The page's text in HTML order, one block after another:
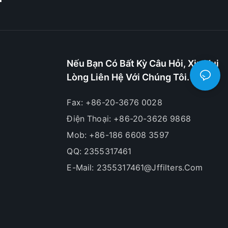
Nếu Bạn Có Bất Kỳ Câu Hỏi, Xin Vui
Lòng Liên Hệ Với Chúng Tôi.
Fax: +86-20-3676 0028
Điện Thoại: +86-20-3626 9868
Mob: +86-186 6608 3597
QQ: 2355317461
E-Mail: 2355317461@jffilters.com